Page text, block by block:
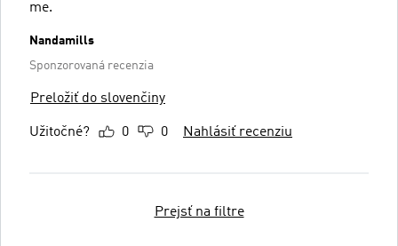
me.
Nandamills
Sponzorovaná recenzia
Preložiť do slovenčiny
Užitočné? 0 0 Nahlásiť recenziu
Prejsť na filtre